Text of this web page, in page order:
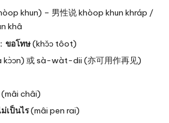
khun) – 男性说 khòop khun khráp /
khâ
ขอโทษ(khɔ̌ɔ tôot)
或 sà-wàt-dii (亦可用作再见)
(mâi châi)
เป็นไร(mâi pen rai)